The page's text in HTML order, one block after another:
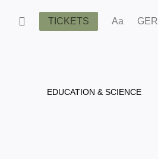
TICKETS Aa GER
EDUCATION & SCIENCE